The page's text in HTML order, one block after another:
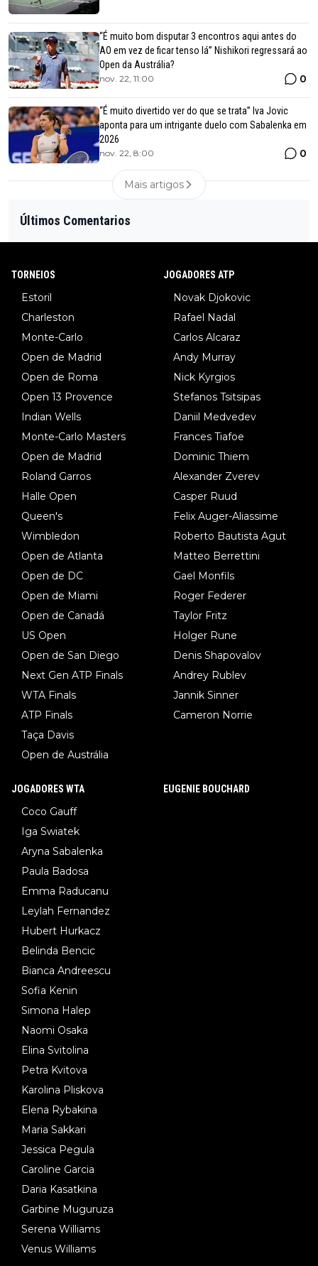
“É muito bom disputar 3 encontros aqui antes do
AO em vez de ficar tenso lá” Nishikori regressará ao
Open da Austrália?
nov. 22, 11:00 0
“É muito divertido ver do que se trata” Iva Jovic
aponta para um intrigante duelo com Sabalenka em
2026
nov. 22, 8:00 0
Mais artigos
Últimos Comentarios
TORNEIOS
Estoril
Charleston
Monte-Carlo
Open de Madrid
Open de Roma
Open 13 Provence
Indian Wells
Monte-Carlo Masters
Open de Madrid
Roland Garros
Halle Open
Queen's
Wimbledon
Open de Atlanta
Open de DC
Open de Miami
Open de Canadá
US Open
Open de San Diego
Next Gen ATP Finals
WTA Finals
ATP Finals
Taça Davis
Open de Austrália
JOGADORES ATP
Novak Djokovic
Rafael Nadal
Carlos Alcaraz
Andy Murray
Nick Kyrgios
Stefanos Tsitsipas
Daniil Medvedev
Frances Tiafoe
Dominic Thiem
Alexander Zverev
Casper Ruud
Felix Auger-Aliassime
Roberto Bautista Agut
Matteo Berrettini
Gael Monfils
Roger Federer
Taylor Fritz
Holger Rune
Denis Shapovalov
Andrey Rublev
Jannik Sinner
Cameron Norrie
JOGADORES WTA
Coco Gauff
Iga Swiatek
Aryna Sabalenka
Paula Badosa
Emma Raducanu
Leylah Fernandez
Hubert Hurkacz
Belinda Bencic
Bianca Andreescu
Sofia Kenin
Simona Halep
Naomi Osaka
Elina Svitolina
Petra Kvitova
Karolina Pliskova
Elena Rybakina
Maria Sakkari
Jessica Pegula
Caroline Garcia
Daria Kasatkina
Garbine Muguruza
Serena Williams
Venus Williams
EUGENIE BOUCHARD